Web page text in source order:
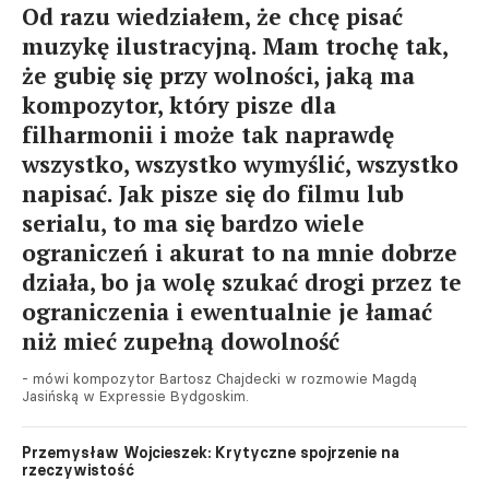
Od razu wiedziałem, że chcę pisać
muzykę ilustracyjną. Mam trochę tak,
że gubię się przy wolności, jaką ma
kompozytor, który pisze dla
filharmonii i może tak naprawdę
wszystko, wszystko wymyślić, wszystko
napisać. Jak pisze się do filmu lub
serialu, to ma się bardzo wiele
ograniczeń i akurat to na mnie dobrze
działa, bo ja wolę szukać drogi przez te
ograniczenia i ewentualnie je łamać
niż mieć zupełną dowolność
- mówi kompozytor Bartosz Chajdecki w rozmowie Magdą
Jasińską w Expressie Bydgoskim.
Przemysław Wojcieszek: Krytyczne spojrzenie na
rzeczywistość